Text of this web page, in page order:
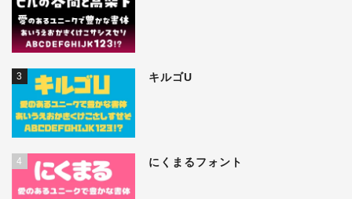
3 キルゴU
4 にくまるフォント